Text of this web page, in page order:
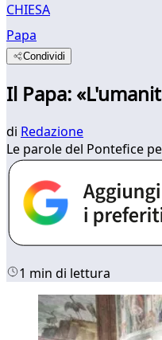
CHIESA
Papa
Condividi
Il Papa:
di Redazione
Le parole del Pontefice
1 min di lettura